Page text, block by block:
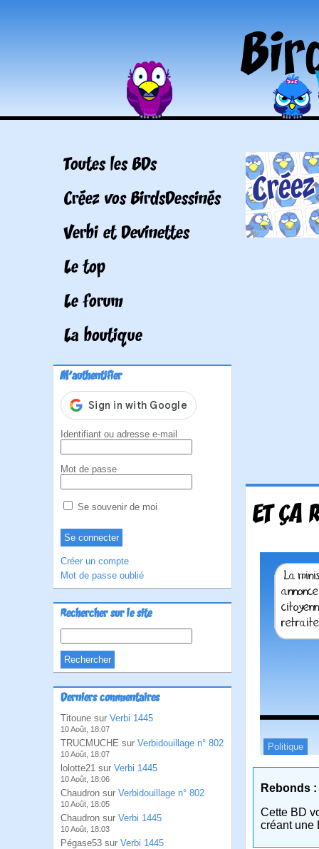
Toutes les BDs
Créez vos BirdsDessinés
Verbi et Devinettes
Le top
Le forum
La boutique
M'authentifier
Identifiant ou adresse e-mail
Mot de passe
Se souvenir de moi
Créer un compte
Mot de passe oublié
Rechercher sur le site
Derniers commentaires
Titoune sur Verbi 1445
10 Août, 18:07
TRUCMUCHE sur Verbidouillage n° 802
10 Août, 18:07
lolotte21 sur Verbi 1445
10 Août, 18:06
Chaudron sur Verbidouillage n° 802
10 Août, 18:05
Chaudron sur Verbi 1445
10 Août, 18:03
Pégase53 sur Verbi 1445
ET ÇA
Politique
Rebonds :
Cette BD
créant une